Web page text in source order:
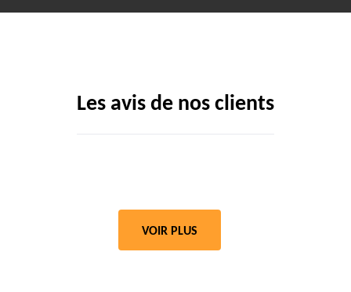
Les avis de nos clients
VOIR PLUS